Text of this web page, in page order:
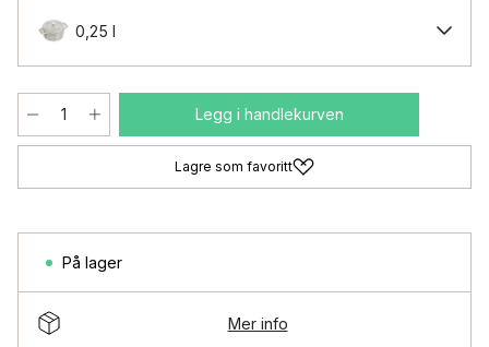
0,25 l
Legg i handlekurven
Lagre som favoritt
På lager
Mer info